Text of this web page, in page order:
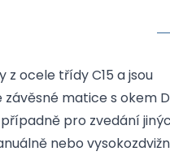
z ocele třídy C15 a jsou
matice s okem
pro zvedání
nebo